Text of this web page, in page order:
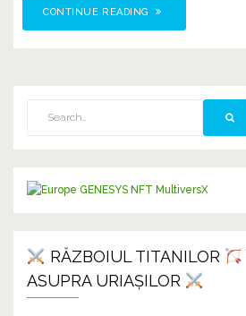
CONTINUE READING
RĂZBOIUL TITANILOR
ASUPRA URIAȘILOR